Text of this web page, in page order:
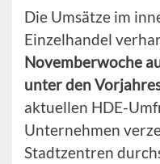
Die Umsätze im
Einzelhandel
Novemberwoche
unter den
aktuellen HDE-
Unternehmen
Stadtzentren